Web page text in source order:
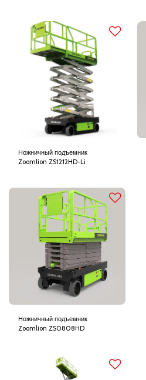
Ножничный подъемник
Zoomlion ZS1212HD-Li
Ножничный подъемник
Zoomlion ZS0808HD